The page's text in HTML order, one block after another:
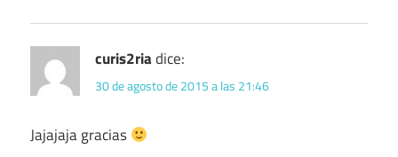
curis2riadice:
30 de agosto de 2015 a las 21:46
Jajajaja gracias